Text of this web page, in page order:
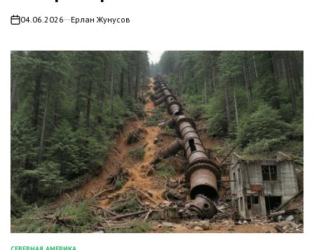
on04.06.2026 Ерлан Жунусов